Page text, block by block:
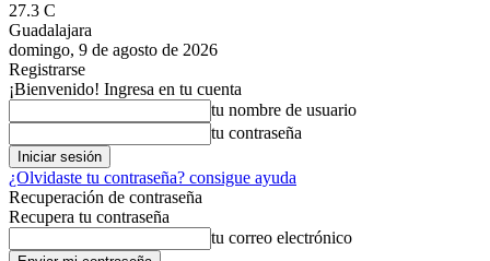
27.3 C
Guadalajara
domingo, 9 de agosto de 2026
Registrarse
¡Bienvenido! Ingresa en tu cuenta
tu nombre de usuario
tu contraseña
¿Olvidaste tu contraseña? consigue ayuda
Recuperación de contraseña
Recupera tu contraseña
tu correo electrónico